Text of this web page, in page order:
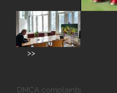
>>
DMCA complaints